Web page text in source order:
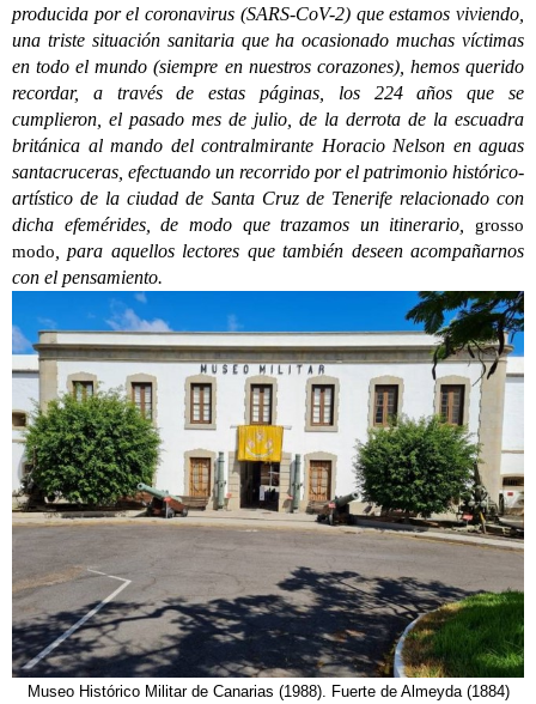
producida por el coronavirus (SARS-CoV-2) que estamos viviendo,
una triste situación sanitaria que ha ocasionado muchas víctimas
en todo el mundo (siempre en nuestros corazones), hemos querido
recordar, a través de estas páginas, los 224 años que se
cumplieron, el pasado mes de julio, de la derrota de la escuadra
británica al mando del contralmirante Horacio Nelson en aguas
santacruceras, efectuando un recorrido por el patrimonio histórico-
artístico de la ciudad de Santa Cruz de Tenerife relacionado con
dicha efemérides, de modo que trazamos un itinerario, grosso
modo , para aquellos lectores que también deseen acompañarnos
con el pensamiento.
Museo Histórico Militar de Canarias (1988). Fuerte de Almeyda (1884)